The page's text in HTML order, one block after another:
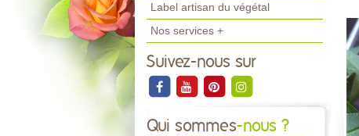
Label artisan du végétal
Nos services +
Suivez-nous sur
Qui sommes-nous ?